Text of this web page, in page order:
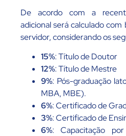
De acordo com a
adicional será calculado
servidor, considerando os
15%: Título de Doutor
12%: Título de Mestre
9%: Pós-graduação
MBA, MBE).
6%: Certificado de
3%: Certificado de
6%: Capacitação